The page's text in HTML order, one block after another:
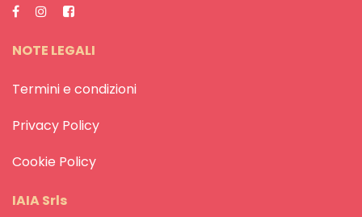
NOTE LEGALI
Termini e condizioni
Privacy Policy
Cookie Policy
IAIA Srls